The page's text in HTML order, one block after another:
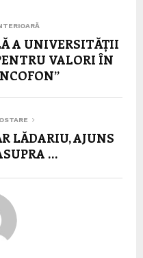
A UNIVERSITĂȚII
VALORI ÎN
LĂDARIU, AJUNS
…